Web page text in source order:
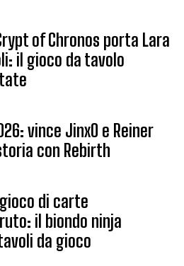
of Chronos porta Lara
il gioco da tavolo
vince JinxO e Reiner
con Rebirth
di carte
il biondo ninja
da gioco